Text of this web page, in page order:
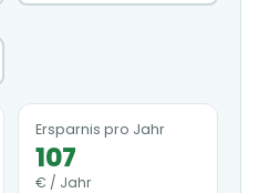
Ersparnis pro Jahr
107
€ / Jahr